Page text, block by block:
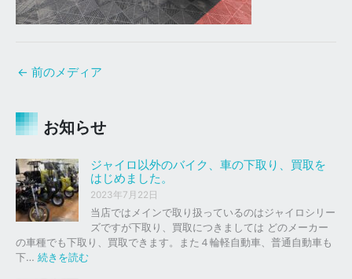
← 前のメディア
お知らせ
ジャイロ以外のバイク、車の下取り、買取を
はじめました。
2023年7月22日
当店ではメインで取り扱っているのはジャイロシリー
ズですが下取り、買取につきましては どのメーカー
の車種でも下取り、買取できます。また４輪軽自動車、普通自動車も
下… 続きを読む